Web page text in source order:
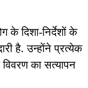
के दिशा-निर्देशों के
है. उन्होंने प्रत्येक
का सत्यापन